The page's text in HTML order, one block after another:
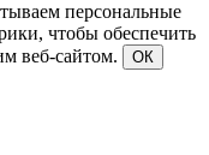
персональные
чтобы обеспечить
веб-сайтом.
ОК